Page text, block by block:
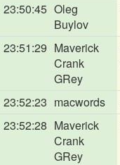
23:50:45 Oleg
Buylov
23:51:29 Maverick
Crank
GRey
23:52:23 macwords
23:52:28 Maverick
Crank
GRey